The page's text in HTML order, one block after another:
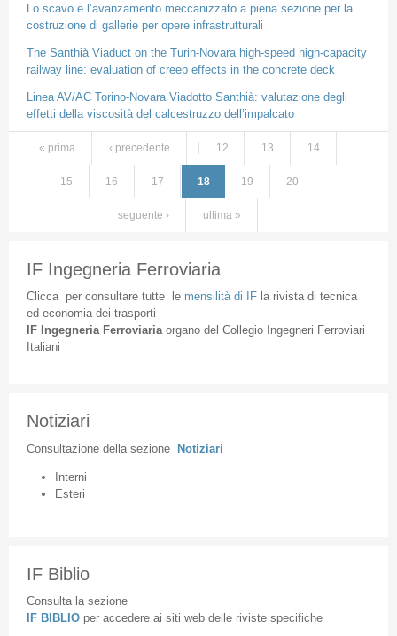
Lo scavo e l’avanzamento meccanizzato a piena sezione per la
costruzione di gallerie per opere infrastrutturali
The Santhià Viaduct on the Turin-Novara high-speed high-capacity
railway line: evaluation of creep effects in the concrete deck
Linea AV/AC Torino-Novara Viadotto Santhià: valutazione degli
effetti della viscosità del calcestruzzo dell’impalcato
Pagine
« prima ‹ precedente … 12 13 14
15 16 17 18 19 20
seguente › ultima »
IF Ingegneria Ferroviaria
Cliccaper consultare tuttele mensilità di IFla rivista di tecnica
ed economia dei trasporti
IF Ingegneria Ferroviaria organodel Collegio Ingegneri Ferroviari
Italiani
Notiziari
Consultazione della sezione Notiziari
Interni
Esteri
IF Biblio
Consulta la sezione
IF BIBLIO per accedere ai siti web delle riviste specifiche